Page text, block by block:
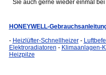
Sie auch gerne wieder einmal
HONEYWELL-
- Heizlüfter-Schnellheizer-
Elektroradiatoren - Klimaanlagen-
Heizpilze